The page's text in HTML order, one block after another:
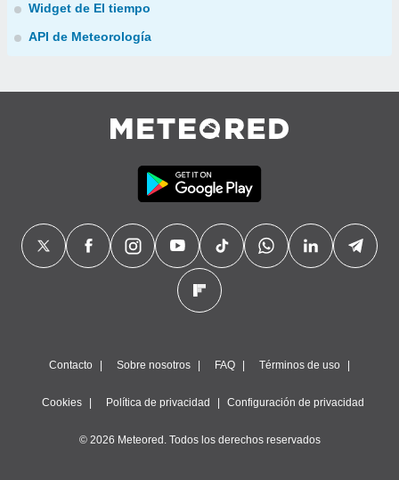
Widget de El tiempo
API de Meteorología
Contacto Sobre nosotros FAQ Términos de uso
Cookies Política de privacidad Configuración de privacidad
© 2026 Meteored. Todos los derechos reservados